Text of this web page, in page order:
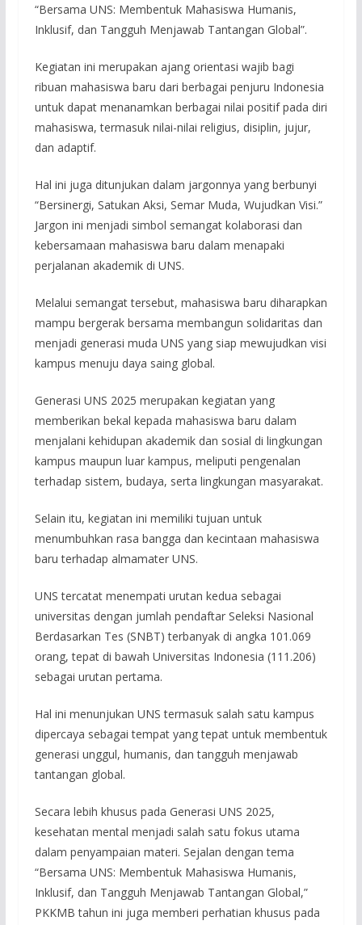
“Bersama UNS: Membentuk Mahasiswa Humanis,
Inklusif, dan Tangguh Menjawab Tantangan Global”.
Kegiatan ini merupakan ajang orientasi wajib bagi
ribuan mahasiswa baru dari berbagai penjuru Indonesia
untuk dapat menanamkan berbagai nilai positif pada diri
mahasiswa, termasuk nilai-nilai religius, disiplin, jujur,
dan adaptif.
Hal ini juga ditunjukan dalam jargonnya yang berbunyi
“Bersinergi, Satukan Aksi, Semar Muda, Wujudkan Visi.”
Jargon ini menjadi simbol semangat kolaborasi dan
kebersamaan mahasiswa baru dalam menapaki
perjalanan akademik di UNS.
Melalui semangat tersebut, mahasiswa baru diharapkan
mampu bergerak bersama membangun solidaritas dan
menjadi generasi muda UNS yang siap mewujudkan visi
kampus menuju daya saing global.
Generasi UNS 2025 merupakan kegiatan yang
memberikan bekal kepada mahasiswa baru dalam
menjalani kehidupan akademik dan sosial di lingkungan
kampus maupun luar kampus, meliputi pengenalan
terhadap sistem, budaya, serta lingkungan masyarakat.
Selain itu, kegiatan ini memiliki tujuan untuk
menumbuhkan rasa bangga dan kecintaan mahasiswa
baru terhadap almamater UNS.
UNS tercatat menempati urutan kedua sebagai
universitas dengan jumlah pendaftar Seleksi Nasional
Berdasarkan Tes (SNBT) terbanyak di angka 101.069
orang, tepat di bawah Universitas Indonesia (111.206)
sebagai urutan pertama.
Hal ini menunjukan UNS termasuk salah satu kampus
dipercaya sebagai tempat yang tepat untuk membentuk
generasi unggul, humanis, dan tangguh menjawab
tantangan global.
Secara lebih khusus pada Generasi UNS 2025,
kesehatan mental menjadi salah satu fokus utama
dalam penyampaian materi. Sejalan dengan tema
“Bersama UNS: Membentuk Mahasiswa Humanis,
Inklusif, dan Tangguh Menjawab Tantangan Global,”
PKKMB tahun ini juga memberi perhatian khusus pada